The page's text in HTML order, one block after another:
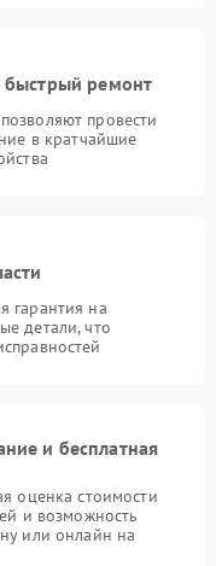
быстрый ремонт
провести
в кратчайшие
гарантия на
детали, что
и бесплатная
оценка стоимости
и возможность
или онлайн на